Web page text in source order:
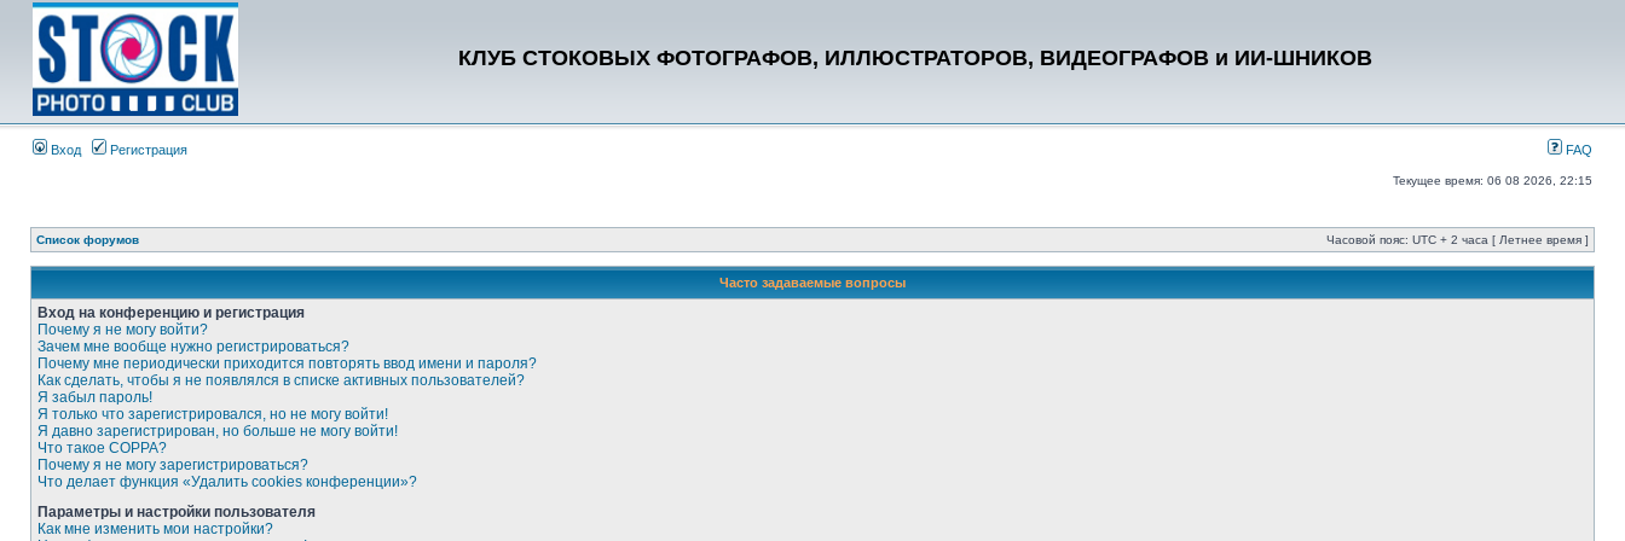
КЛУБ СТОКОВЫХ ФОТОГРАФОВ, ИЛЛЮСТРАТОРОВ, ВИДЕОГРАФОВ и ИИ-ШНИКОВ
Вход Регистрация FAQ
Текущее время: 06 08 2026, 22:15
Список форумов Часовой пояс: UTC + 2 часа [ Летнее время ]
Часто задаваемые вопросы
Вход на конференцию и регистрация
Почему я не могу войти?
Зачем мне вообще нужно регистрироваться?
Почему мне периодически приходится повторять ввод имени и пароля?
Как сделать, чтобы я не появлялся в списке активных пользователей?
Я забыл пароль!
Я только что зарегистрировался, но не могу войти!
Я давно зарегистрирован, но больше не могу войти!
Что такое COPPA?
Почему я не могу зарегистрироваться?
Что делает функция «Удалить cookies конференции»?
Параметры и настройки пользователя
Как мне изменить мои настройки?